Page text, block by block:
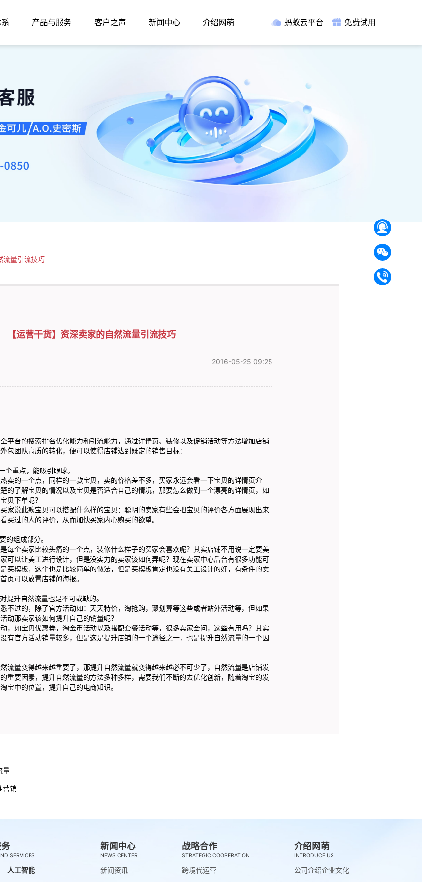
产品与服务 客户之声 新闻中心 介绍网萌 蚂蚁云平台 免费试用
流量引流技巧
【运营干货】资深卖家的自然流量引流技巧
2016-05-25 09:25
台的搜索排名优化能力和引流能力，通过详情页、装修以及促销活动等方法增加店铺
包团队高质的转化，便可以使得店铺达到既定的销售目标：
重点，能吸引眼球。
的一个点，同样的一款宝贝，卖的价格差不多，买家永远会看一下宝贝的详情页介
的了解宝贝的情况以及宝贝是否适合自己的情况，那要怎么做到一个漂亮的详情页，如
贝下单呢？
说此款宝贝可以搭配什么样的宝贝：聪明的卖家有些会把宝贝的评价各方面展现出来
买过的人的评价，从而加快买家内心购买的欲望。
组成部分。
个卖家比较头痛的一个点，装修什么样子的买家会喜欢呢？其实店铺不用说一定要美
可以让美工进行设计，但是没实力的卖家该如何弄呢？现在卖家中心后台有很多功能可
买模板，这个也是比较简单的做法，但是买模板肯定也没有美工设计的好，有条件的卖
页可以放置店铺的海报。
升自然流量也是不可或缺的。
过的，除了官方活动如：天天特价，淘抢购，聚划算等这些或者站外活动等，但如果
动那卖家该如何提升自己的销量呢？
如宝贝优惠劵，淘金币活动以及搭配套餐活动等，很多卖家会问，这些有用吗？其实
有官方活动销量较多，但是这是提升店铺的一个途径之一，也是提升自然流量的一个因
量变得越来越重要了，那提升自然流量就变得越来越必不可少了，自然流量是店铺发
重要因素，提升自然流量的方法多种多样，需要我们不断的去优化创新，随着淘宝的发
宝中的位置，提升自己的电商知识。
量
营销
SERVICES
人工智能
新闻中心
NEWS CENTER
新闻资讯
战略合作
STRATEGIC COOPERATION
跨境代运营
介绍网萌
INTRODUCE US
公司介绍企业文化